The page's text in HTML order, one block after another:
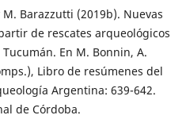
Barazzutti (2019b). Nuevas
de rescates arqueológicos
En M. Bonnin, A.
Libro de resúmenes del
Argentina: 639-642.
de Córdoba.